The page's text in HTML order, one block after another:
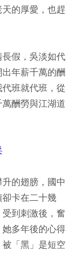
的厚愛，也趕
假，吳淡如代
年薪千萬的酬
班就代班，從
酬勞與江湖道
的翅膀，國中
卡在二十幾
到刺激後，奮
多年後的心得
「黑」是短空